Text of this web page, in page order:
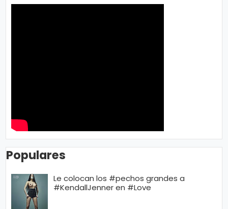
Populares
Le colocan los #pechos grandes a
#KendallJenner en #Love